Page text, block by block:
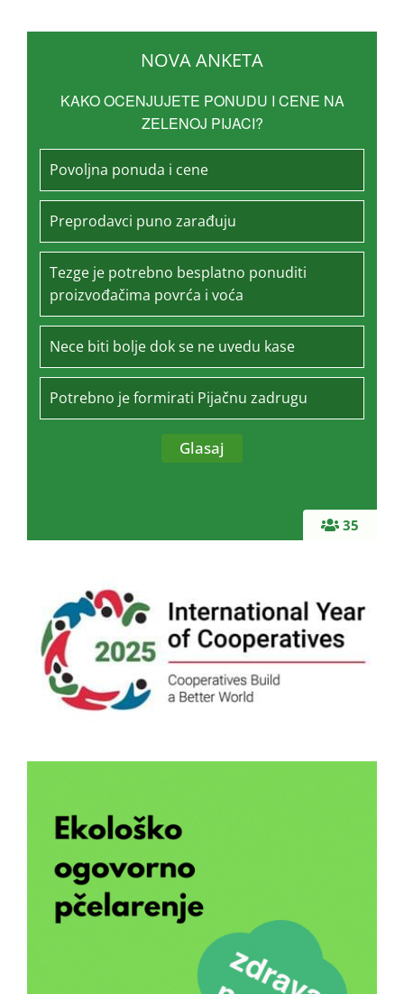
35
NOVA ANKETA
KAKO OCENJUJETE PONUDU I CENE NA
ZELENOJ PIJACI?
Povoljna ponuda i cene
Preprodavci puno zarađuju
Tezge je potrebno besplatno ponuditi
proizvođačima povrća i voća
Nece biti bolje dok se ne uvedu kase
Potrebno je formirati Pijačnu zadrugu